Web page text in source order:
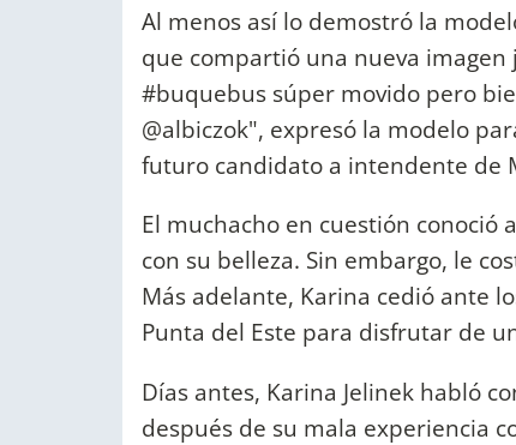
Al menos así lo demostró la
que compartió una nueva imagen
#buquebus súper movido pero
@albiczok", expresó la modelo
futuro candidato a intendente de
El muchacho en cuestión
con su belleza. Sin embargo, le
Más adelante, Karina cedió ante
Punta del Este para disfrutar de
Días antes, Karina Jelinek habló
después de su mala experiencia